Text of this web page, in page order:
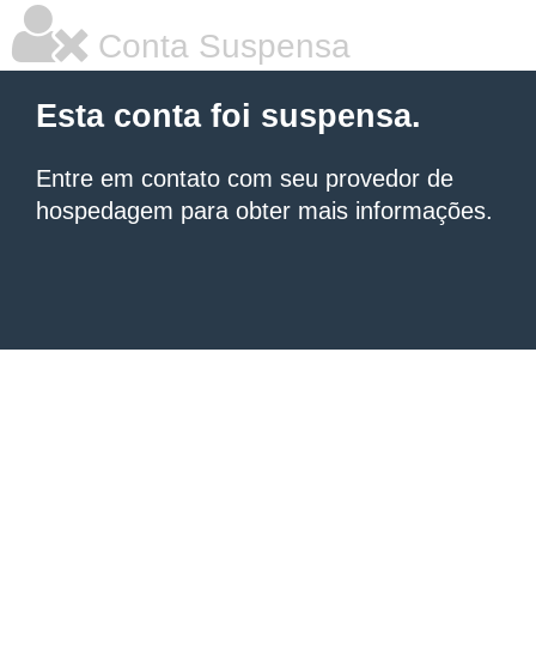
Conta Suspensa
Esta conta foi suspensa.
Entre em contato com seu provedor de
hospedagem para obter mais informações.